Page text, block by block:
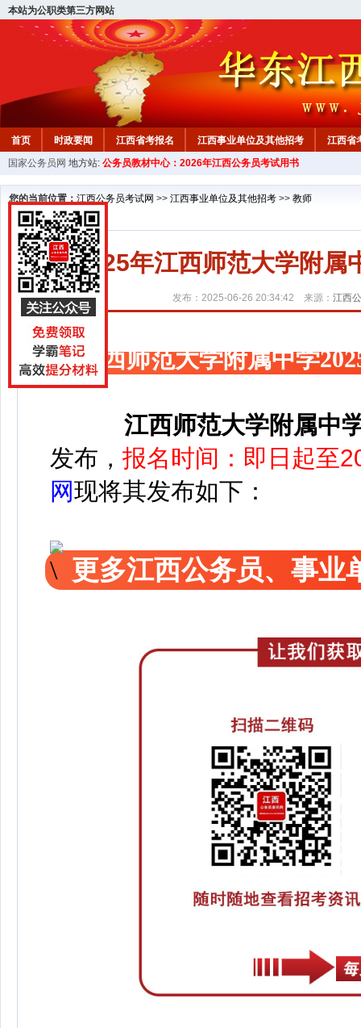
本站为公职类第三方网站
首页 时政要闻 江西省考报名 江西事业单位及其他招考 江西省
教材中心
国家公务员网 地方站: 公务员教材中心：2026年江西公务员考试用书
您的当前位置： 江西公务员考试网 >> 江西事业单位及其他招考 >> 教师
2025年江西师范大学附属
发布：2025-06-26 20:34:42 来源： 江西
江西师范大学附属中学
江西师范大学附属中
发布， 报名时间：即日起至
网现将其发布如下：
更多江西公务员、事业